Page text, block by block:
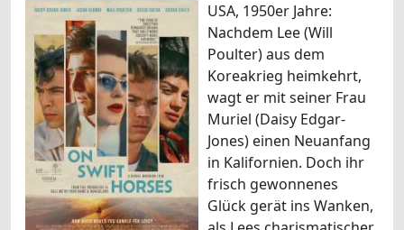
USA, 1950er Jahre:
Nachdem Lee (Will
Poulter) aus dem
Koreakrieg heimkehrt,
wagt er mit seiner Frau
Muriel (Daisy Edgar-
Jones) einen Neuanfang
in Kalifornien. Doch ihr
frisch gewonnenes
Glück gerät ins Wanken,